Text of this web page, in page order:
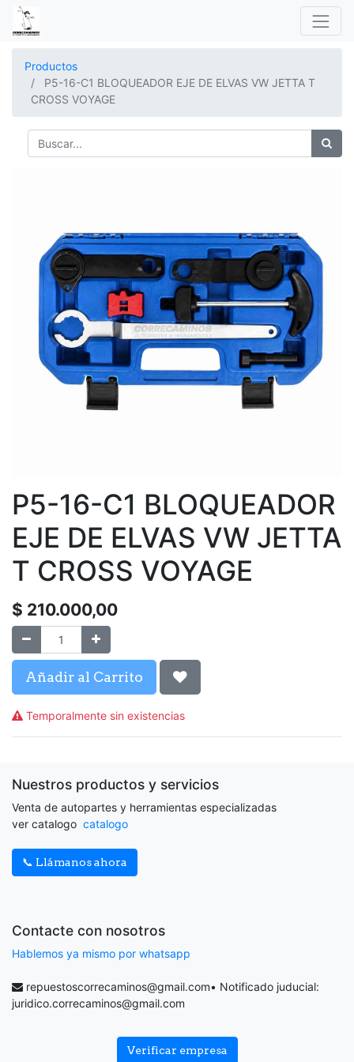
Productos
P5-16-C1 BLOQUEADOR EJE DE ELVAS VW JETTA T
CROSS VOYAGE
P5-16-C1 BLOQUEADOR
EJE DE ELVAS VW JETTA
T CROSS VOYAGE
$ 210.000,00
Añadir al Carrito
Temporalmente sin existencias
Nuestros productos y servicios
Venta de autopartes y herramientas especializadas
ver catalogo catalogo
📞 Llámanos ahora
Contacte con nosotros
Hablemos ya mismo por whatsapp
repuestoscorrecaminos@gmail.com• Notificado juducial:
juridico.correcaminos@gmail.com
Verificar empresa